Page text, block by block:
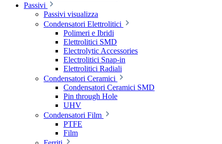
Passivi
Passivi visualizza
Condensatori Elettrolitici
Polimeri e Ibridi
Elettrolitici SMD
Electrolytic Accessories
Electrolitici Snap-in
Elettrolitici Radiali
Condensatori Ceramici
Condensatori Ceramici SMD
Pin through Hole
UHV
Condensatori Film
PTFE
Film